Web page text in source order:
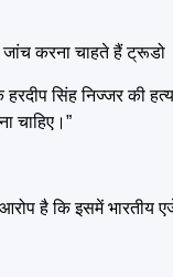
करना चाहते हैं ट्रूडो
सिंह निज्जर की
चाहिए।”
है कि इसमें भारतीय